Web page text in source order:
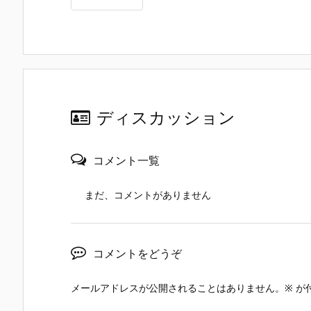
ディスカッション
コメント一覧
まだ、コメントがありません
コメントをどうぞ
メールアドレスが公開されることはありません。 ※ が